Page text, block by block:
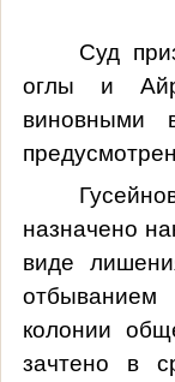
Суд
оглы и
виновными
назначено
виде
отбыванием
колонии
зачтено в